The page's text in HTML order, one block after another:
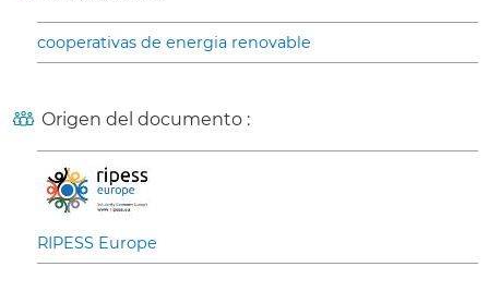
cooperativas de energia renovable
Origen del documento :
RIPESS Europe